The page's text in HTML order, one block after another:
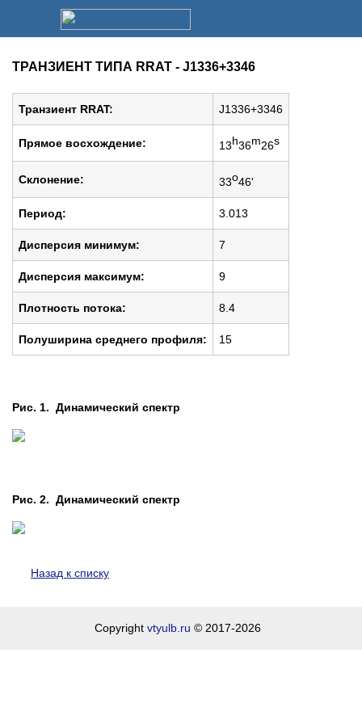
ТРАНЗИЕНТ ТИПА RRAT - J1336+3346
Транзиент RRAT: J1336+3346
Прямое восхождение: 13h36m26s
Cклонение: 33o46'
Период: 3.013
Дисперсия минимум: 7
Дисперсия максимум: 9
Плотность потока: 8.4
Полуширина среднего профиля: 15
Рис. 1. Динамический спектр
Рис. 2. Динамический спектр
Назад к списку
Copyright vtyulb.ru © 2017-2026